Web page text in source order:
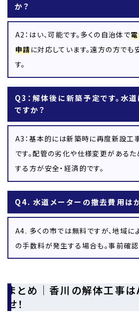
か？
A2：はい、可能です。多くの自治体で
申請に対応しています。遠方の方でも
す。
Q3：解体後に新築予定です。水
ですか？
A3：基本的には新築時に再度新設工
です。配管の劣化や仕様変更がある
する方が安全・経済的です。
Q4. 水道メーターの撤去費用は
A4. 多くの市では無料ですが、地域に
の手数料が発生する場合も。事前確認
まとめ｜香川の解体工事
せ！